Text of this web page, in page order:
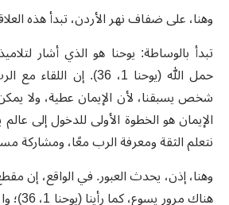
وهنا، على ضفاف نهر الأردن، تبدأ هذه
تبدأ بالوساطة: يوحنا هو الذي أشار
حمل الله (يوحنا 1، 36). إن
شخص يسبقنا، لأن الإيمان عطية، ولا
الإيمان هو الخطوة الأولى للدخول إلى
نتعلم الثقة ومعرفة الرب معًا، ومشاركة
وهنا، إذن، يحدث العبور. في الواقع، إن
هناك